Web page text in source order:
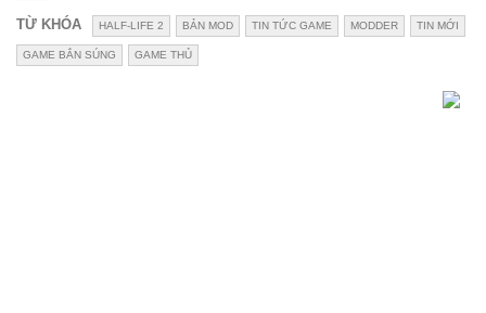
TỪ KHÓA HALF-LIFE 2 BẢN MOD TIN TỨC GAME MODDER TIN MỚI
GAME BẮN SÚNG GAME THỦ